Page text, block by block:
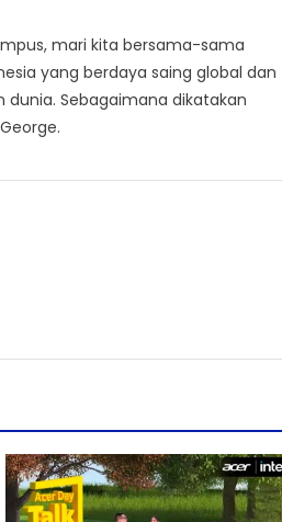
mari kita bersama-sama
yang berdaya saing global dan
Sebagaimana dikatakan